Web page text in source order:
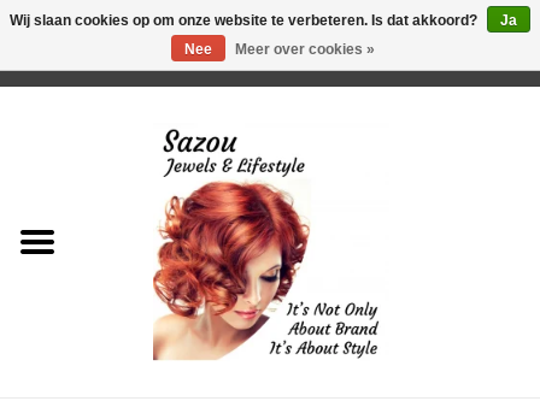
Just for Him
Wij slaan cookies op om onze website te verbeteren. Is dat akkoord?
Ja
Nee
Meer over cookies »